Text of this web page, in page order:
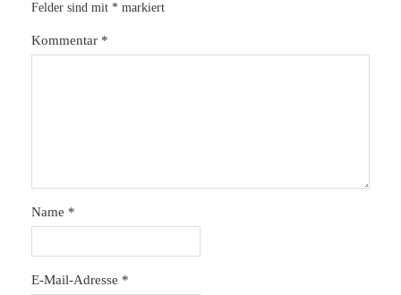
Felder sind mit * markiert
Kommentar *
Name *
E-Mail-Adresse *